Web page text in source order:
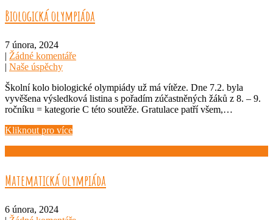
Biologická olympiáda
7 února, 2024
| Žádné komentáře
| Naše úspěchy
Školní kolo biologické olympiády už má vítěze. Dne 7.2. byla
vyvěšena výsledková listina s pořadím zúčastněných žáků z 8. – 9.
ročníku = kategorie C této soutěže. Gratulace patří všem,…
Kliknout pro více
Matematická olympiáda
6 února, 2024